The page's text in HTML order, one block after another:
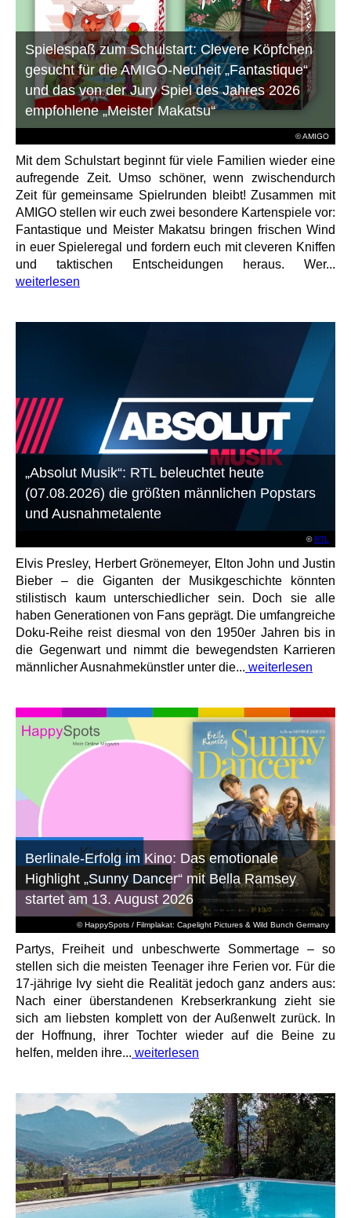
© AMIGO
Spielespaß zum Schulstart: Clevere Köpfchen
gesucht für die AMIGO-Neuheit „Fantastique“
und das von der Jury Spiel des Jahres 2026
empfohlene „Meister Makatsu“
Mit dem Schulstart beginnt für viele Familien wieder eine
aufregende Zeit. Umso schöner, wenn zwischendurch
Zeit für gemeinsame Spielrunden bleibt! Zusammen mit
AMIGO stellen wir euch zwei besondere Kartenspiele vor:
Fantastique und Meister Makatsu bringen frischen Wind
in euer Spieleregal und fordern euch mit cleveren Kniffen
und taktischen Entscheidungen heraus. Wer...
weiterlesen
©RTL
„Absolut Musik“: RTL beleuchtet heute
(07.08.2026) die größten männlichen Popstars
und Ausnahmetalente
Elvis Presley, Herbert Grönemeyer, Elton John und Justin
Bieber – die Giganten der Musikgeschichte könnten
stilistisch kaum unterschiedlicher sein. Doch sie alle
haben Generationen von Fans geprägt. Die umfangreiche
Doku-Reihe reist diesmal von den 1950er Jahren bis in
die Gegenwart und nimmt die bewegendsten Karrieren
männlicher Ausnahmekünstler unter die... weiterlesen
© HappySpots / Filmplakat: Capelight Pictures & Wild Bunch Germany
Berlinale-Erfolg im Kino: Das emotionale
Highlight „Sunny Dancer“ mit Bella Ramsey
startet am 13. August 2026
Partys, Freiheit und unbeschwerte Sommertage – so
stellen sich die meisten Teenager ihre Ferien vor. Für die
17-jährige Ivy sieht die Realität jedoch ganz anders aus:
Nach einer überstandenen Krebserkrankung zieht sie
sich am liebsten komplett von der Außenwelt zurück. In
der Hoffnung, ihrer Tochter wieder auf die Beine zu
helfen, melden ihre... weiterlesen